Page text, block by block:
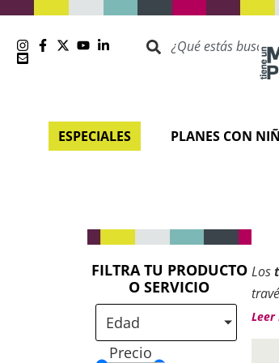
ESPECIALES PLANES CON
FILTRA TU PRODUCTO
O SERVICIO
Edad
Precio
Los
es
e
Leer